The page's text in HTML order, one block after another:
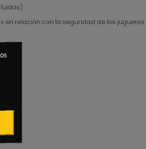
en relación con la seguridad de los juguetes.